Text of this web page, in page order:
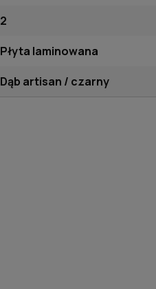
2
Płyta laminowana
Dąb artisan / czarny